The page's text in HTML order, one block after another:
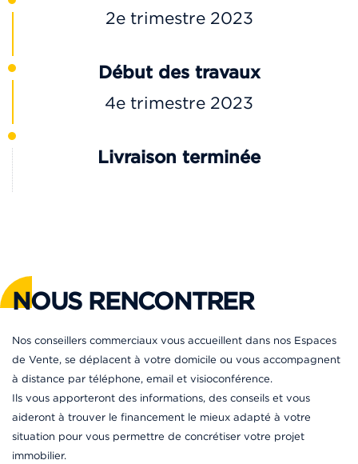
2e trimestre 2023
Début des travaux
4e trimestre 2023
Livraison terminée
NOUS RENCONTRER
Nos conseillers commerciaux vous accueillent dans nos Espaces
de Vente, se déplacent à votre domicile ou vous accompagnent
à distance par téléphone, email et visioconférence.
Ils vous apporteront des informations, des conseils et vous
aideront à trouver le financement le mieux adapté à votre
situation pour vous permettre de concrétiser votre projet
immobilier.